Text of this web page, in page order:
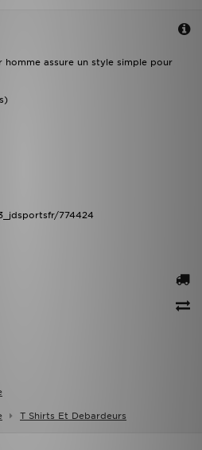
homme assure un style simple pour
774424
T Shirts Et Debardeurs